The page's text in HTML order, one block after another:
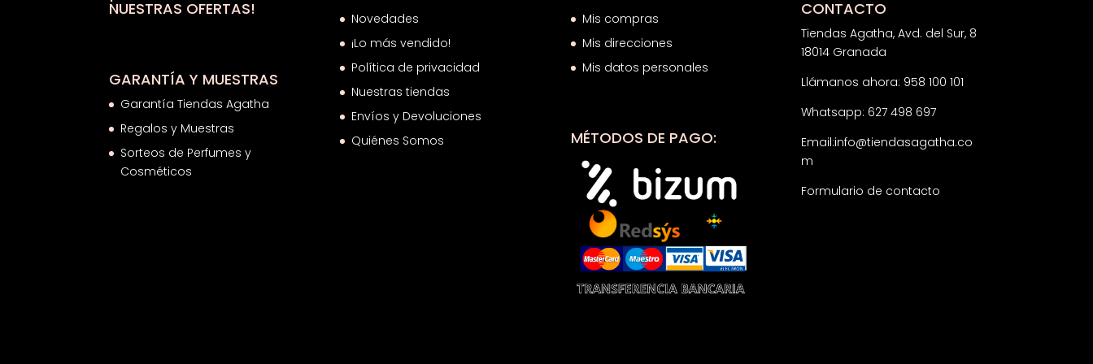
NUESTRAS OFERTAS!
GARANTÍA Y MUESTRAS
Garantía Tiendas Agatha
Regalos y Muestras
Sorteos de Perfumes y
Cosméticos
Novedades
¡Lo más vendido!
Política de privacidad
Nuestras tiendas
Envíos y Devoluciones
Quiénes Somos
Mis compras
Mis direcciones
Mis datos personales
MÉTODOS DE PAGO:
CONTACTO
Tiendas Agatha, Avd. del Sur, 8
18014 Granada
Llámanos ahora: 958 100 101
Whatsapp: 627 498 697
Email:info@tiendasagatha.co
m
Formulario de contacto